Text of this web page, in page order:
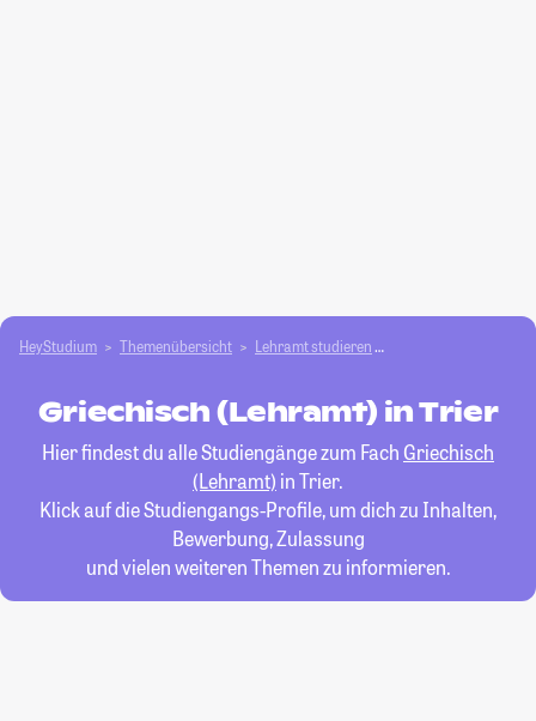
HeyStudium Themenübersicht Lehramt studieren
Griechisch (Lehramt) in Trier
Hier findest du alle Studiengänge zum Fach Griechisch
(Lehramt) in Trier.
Klick auf die Studiengangs-Profile, um dich zu Inhalten,
Bewerbung, Zulassung
und vielen weiteren Themen zu informieren.